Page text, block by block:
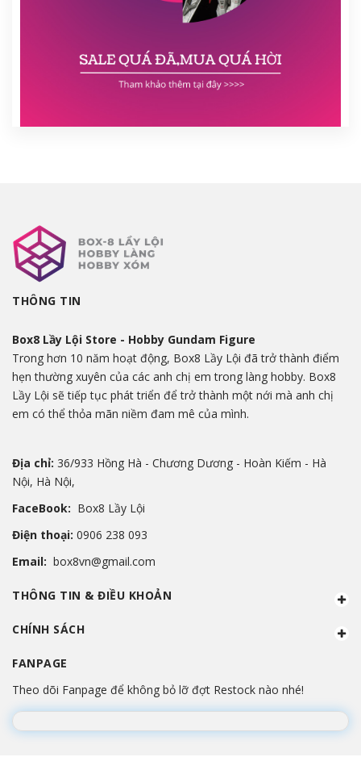
THÔNG TIN
Box8 Lầy Lội Store - Hobby Gundam Figure
Trong hơn 10 năm hoạt động, Box8 Lầy Lội đã trở thành điểm
hẹn thường xuyên của các anh chị em trong làng hobby. Box8
Lầy Lội sẽ tiếp tục phát triển để trở thành một nới mà anh chị
em có thể thỏa mãn niềm đam mê của mình.
Địa chỉ: 36/933 Hồng Hà - Chương Dương - Hoàn Kiếm - Hà
Nội, Hà Nội,
FaceBook: Box8 Lầy Lội
Điện thoại: 0906 238 093
Email: box8vn@gmail.com
THÔNG TIN & ĐIỀU KHOẢN
CHÍNH SÁCH
FANPAGE
Theo dõi Fanpage để không bỏ lỡ đợt Restock nào nhé!
Đang lắp ráp Fanpage...